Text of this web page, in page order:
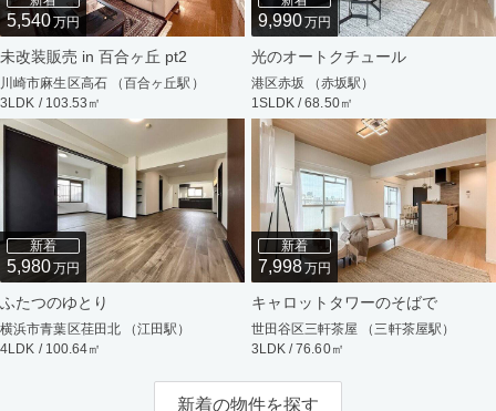
5,540万円
未改装販売 in 百合ヶ丘 pt2
川崎市麻生区高石 （百合ヶ丘駅）
3LDK / 103.53㎡
9,990万円
光のオートクチュール
港区赤坂 （赤坂駅）
1SLDK / 68.50㎡
新着
5,980万円
ふたつのゆとり
横浜市青葉区荏田北 （江田駅）
4LDK / 100.64㎡
新着
7,998万円
キャロットタワーのそばで
世田谷区三軒茶屋 （三軒茶屋駅）
3LDK / 76.60㎡
新着の物件を探す